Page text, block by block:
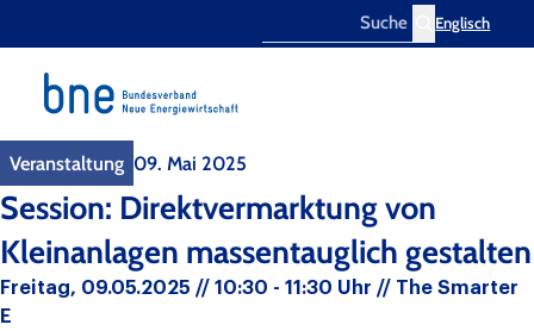
Englisch
Veranstaltung 09. Mai 2025
Session: Direktvermarktung von
Kleinanlagen massentauglich gestalten
Freitag, 09.05.2025 // 10:30 - 11:30 Uhr // The Smarter
E